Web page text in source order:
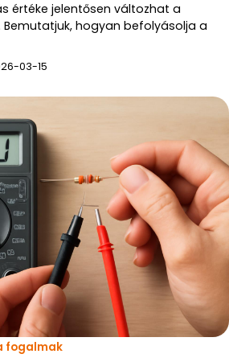
értéke jelentősen változhat a
hogyan befolyásolja a
03-15
fogalmak